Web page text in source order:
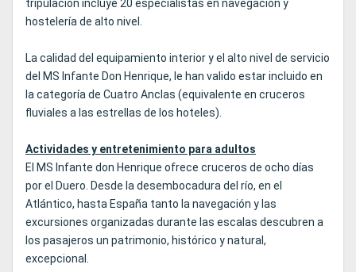
tripulación incluye 20 especialistas en navegación y
hostelería de alto nivel.
La calidad del equipamiento interior y el alto nivel de servicio
del MS Infante Don Henrique, le han valido estar incluido en
la categoría de Cuatro Anclas (equivalente en cruceros
fluviales a las estrellas de los hoteles).
Actividades y entretenimiento para adultos
El MS Infante don Henrique ofrece cruceros de ocho días
por el Duero. Desde la desembocadura del río, en el
Atlántico, hasta España tanto la navegación y las
excursiones organizadas durante las escalas descubren a
los pasajeros un patrimonio, histórico y natural,
excepcional.